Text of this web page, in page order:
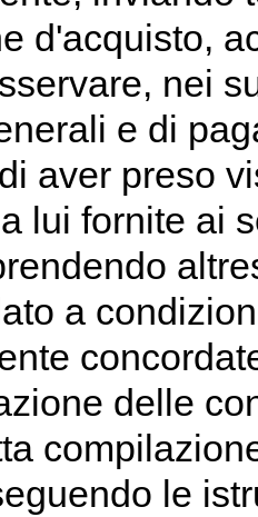
d'acquisto,
nei
e di
aver preso
lui fornite ai
a
delle
le